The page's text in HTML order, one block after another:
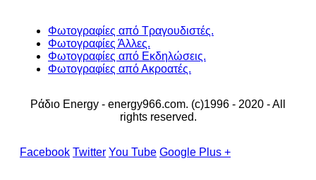
Φωτογραφίες από Τραγουδιστές.
Φωτογραφίες Άλλες.
Φωτογραφίες από Εκδηλώσεις.
Φωτογραφίες από Ακροατές.
Ράδιο Energy - energy966.com. (c)1996 - 2020 - All
rights reserved.
Facebook Twitter You Tube Google Plus +